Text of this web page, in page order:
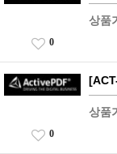
상품
0
상품
0